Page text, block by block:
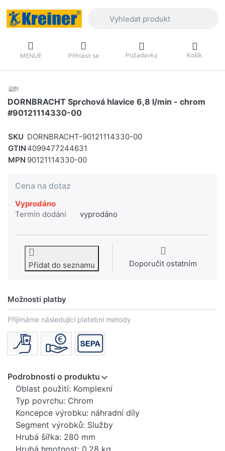
MENUE Přihlásit se Požadavky Košík
DORNBRACHT Sprchová hlavice 6,8 l/min - chrom
#90121114330-00
SKU DORNBRACHT-90121114330-00
GTIN 4099477244631
MPN 90121114330-00
Cena na dotaz
Vyprodáno
Termín dodání
vyprodáno
Přidat do seznamu Doporučit ostatním
Možnosti platby
Přijímáme následující platební metody
Podrobnosti o produktu
Oblast použití: Komplexní
Typ povrchu: Chrom
Koncepce výrobku: náhradní díly
Segment výrobků: Služby
Hrubá šířka: 280 mm
Hrubá hmotnost: 0,28 kg